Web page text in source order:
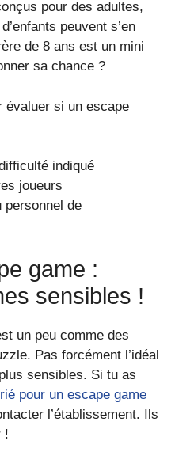
pour des adultes,
peuvent s’en
de 8 ans est un mini
sa chance ?
évaluer si un escape
indiqué
joueurs
personnel de
game :
sensibles !
un peu comme des
Pas forcément l’idéal
sensibles. Si tu as
pour un escape game
l’établissement. Ils
!